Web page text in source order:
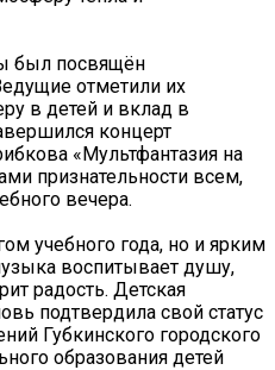
был посвящён
отметили их
в детей и вклад в
концерт
«Мультфантазия на
признательности всем,
вечера.
учебного года, но и ярким
воспитывает душу,
радость. Детская
подтвердила свой статус
Губкинского городского
образования детей